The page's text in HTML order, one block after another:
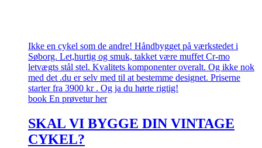
Ikke en cykel som de andre! Håndbygget på værkstedet i
Søborg. Let,hurtig og smuk, takket være muffet Cr-mo
letvægts stål stel. Kvalitets komponenter overalt. Og ikke nok
med det .du er selv med til at bestemme designet. Priserne
starter fra 3900 kr . Og ja du hørte rigtig!
book En prøvetur her
SKAL VI BYGGE DIN VINTAGE
CYKEL?